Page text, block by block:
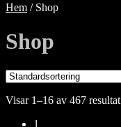
Hem / Shop
Shop
Visar 1–16 av 467 resultat
1